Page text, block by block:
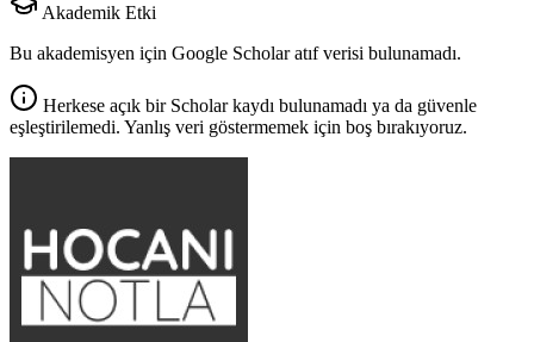
Akademik Etki
Bu akademisyen için Google Scholar atıf verisi bulunamadı.
Herkese açık bir Scholar kaydı bulunamadı ya da güvenle
eşleştirilemedi. Yanlış veri göstermemek için boş bırakıyoruz.